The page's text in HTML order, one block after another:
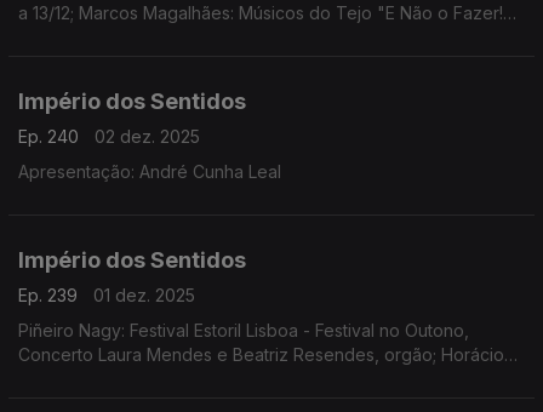
a 13/12; Marcos Magalhães: Músicos do Tejo "E Não o Fazer!
Império dos Sentidos
Ep. 240
02 dez. 2025
Apresentação: André Cunha Leal
Império dos Sentidos
Ep. 239
01 dez. 2025
Piñeiro Nagy: Festival Estoril Lisboa - Festival no Outono,
Concerto Laura Mendes e Beatriz Resendes, orgão; Horácio